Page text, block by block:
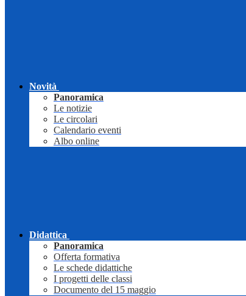
Novità
Panoramica
Le notizie
Le circolari
Calendario eventi
Albo online
Didattica
Panoramica
Offerta formativa
Le schede didattiche
I progetti delle classi
Documento del 15 maggio